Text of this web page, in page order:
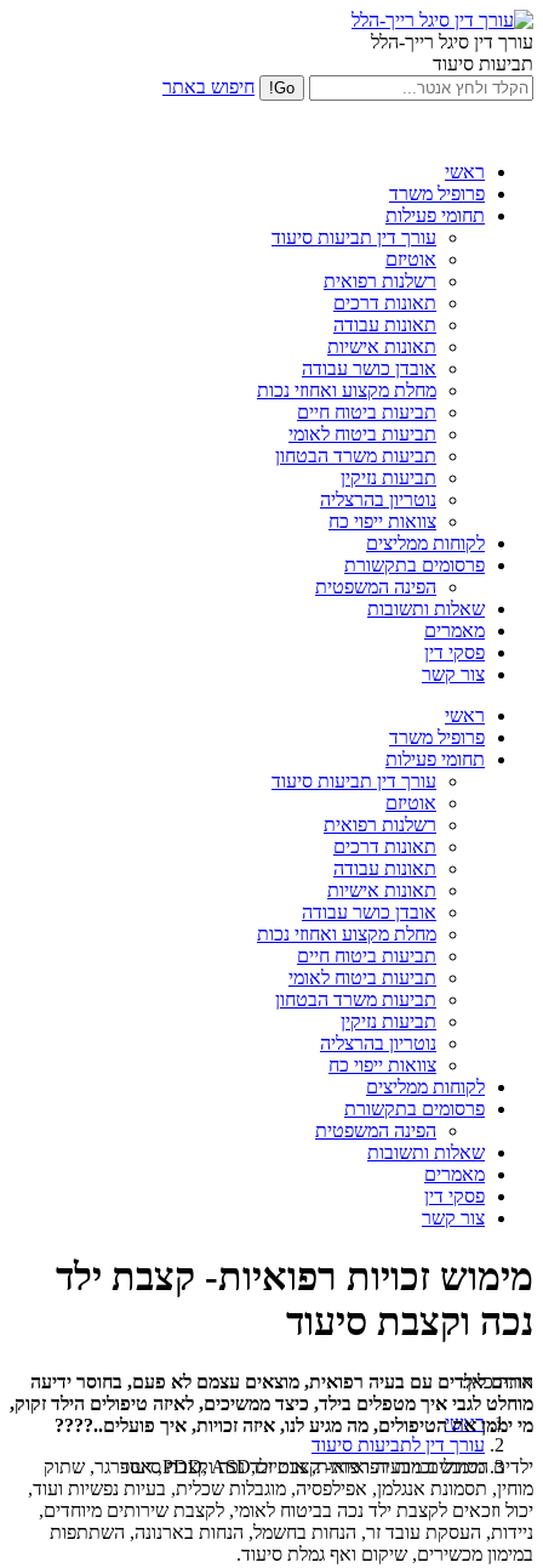
עורך דין סיגל רייך-הלל
תביעות סיעוד
חיפוש באתר
ראשי
פרופיל משרד
תחומי פעילות
עורך דין תביעות סיעוד
אוטיזם
רשלנות רפואית
תאונות דרכים
תאונות עבודה
תאונות אישיות
אובדן כושר עבודה
מחלת מקצוע ואחוזי נכות
תביעות ביטוח חיים
תביעות ביטוח לאומי
תביעות משרד הבטחון
תביעות נזיקין
נוטריון בהרצליה
צוואות ייפוי כח
לקוחות ממליצים
פרסומים בתקשורת
הפינה המשפטית
שאלות ותשובות
מאמרים
פסקי דין
צור קשר
ראשי
פרופיל משרד
תחומי פעילות
עורך דין תביעות סיעוד
אוטיזם
רשלנות רפואית
תאונות דרכים
תאונות עבודה
תאונות אישיות
אובדן כושר עבודה
מחלת מקצוע ואחוזי נכות
תביעות ביטוח חיים
תביעות ביטוח לאומי
תביעות משרד הבטחון
תביעות נזיקין
נוטריון בהרצליה
צוואות ייפוי כח
לקוחות ממליצים
פרסומים בתקשורת
הפינה המשפטית
שאלות ותשובות
מאמרים
פסקי דין
צור קשר
מימוש זכויות רפואיות- קצבת ילד
נכה וקצבת סיעוד
אתה כאן:
ראשי
עורך דין לתביעות סיעוד
מימוש זכויות רפואיות- קצבת ילד נכה וקצבת סיעוד
הורים לילדים עם בעיה רפואית, מוצאים עצמם לא פעם, בחוסר ידיעה
מוחלט לגבי איך מטפלים בילד, כיצד ממשיכים, לאיזה טיפולים הילד זקוק,
מי יממן את הטיפולים, מה מגיע לנו, איזה זכויות, איך פועלים..????
ילדים הסובלים מבעיה רפואית, אוטיזם,PDD, ASD, אספרגר, שתוק
מוחין, תסמונת אנגלמן, אפילפסיה, מוגבלות שכלית, בעיות נפשיות ועוד,
יכול וזכאים לקצבת ילד נכה בביטוח לאומי, לקצבת שירותים מיוחדים,
ניידות, העסקת עובד זר, הנחות בחשמל, הנחות בארנונה, השתתפות
במימון מכשירים, שיקום ואף גמלת סיעוד.